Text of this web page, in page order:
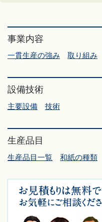
事業内容
一貫生産の強み 取り組み
設備技術
主要設備 技術
生産品目
生産品目一覧 和紙の種類